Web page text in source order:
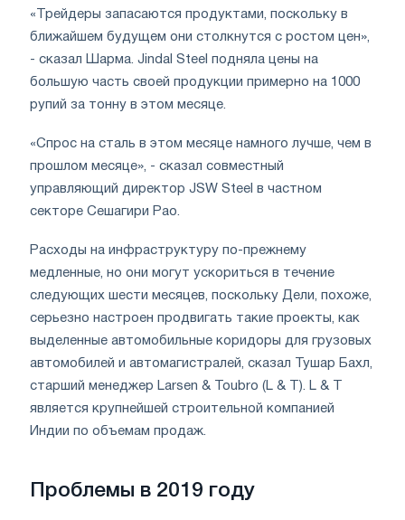
«Трейдеры запасаются продуктами, поскольку в
ближайшем будущем они столкнутся с ростом цен»,
- сказал Шарма. Jindal Steel подняла цены на
большую часть своей продукции примерно на 1000
рупий за тонну в этом месяце.
«Спрос на сталь в этом месяце намного лучше, чем в
прошлом месяце», - сказал совместный
управляющий директор JSW Steel в частном
секторе Сешагири Рао.
Расходы на инфраструктуру по-прежнему
медленные, но они могут ускориться в течение
следующих шести месяцев, поскольку Дели, похоже,
серьезно настроен продвигать такие проекты, как
выделенные автомобильные коридоры для грузовых
автомобилей и автомагистралей, сказал Тушар Бахл,
старший менеджер Larsen & Toubro (L & T). L & T
является крупнейшей строительной компанией
Индии по объемам продаж.
Проблемы в 2019 году